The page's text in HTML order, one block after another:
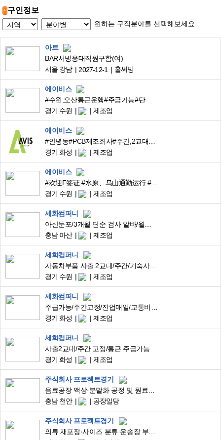
구인정보
원하는 구직분야를 선택해보세요.
아트
BAR서빙응대직원구함(여)
서울 강남
2027-12-1 홀써빙
에이비스
#수원,오산통근운행#주급가능#단순업무#스마트키#F비자환영
경기 수원
제조업
에이비스
경기 화성
제조업
에이비스
#欢迎F签证 #水原、乌山通勤运行 #印章 #智能钥匙 #可周供
경기 수원
제조업
세화컴퍼니
충남 아산
제조업
세화컴퍼니
자동차부품 사출 2교대/주간/기숙사/주급/초보가능
경기 수원
제조업
세화컴퍼니
경기 화성
제조업
세화컴퍼니
사출2교대/주간 고정/통근 주급가능
경기 화성
제조업
주식회사 프로젝트경기
충남 천안
공장일당
주식회사 프로젝트경기